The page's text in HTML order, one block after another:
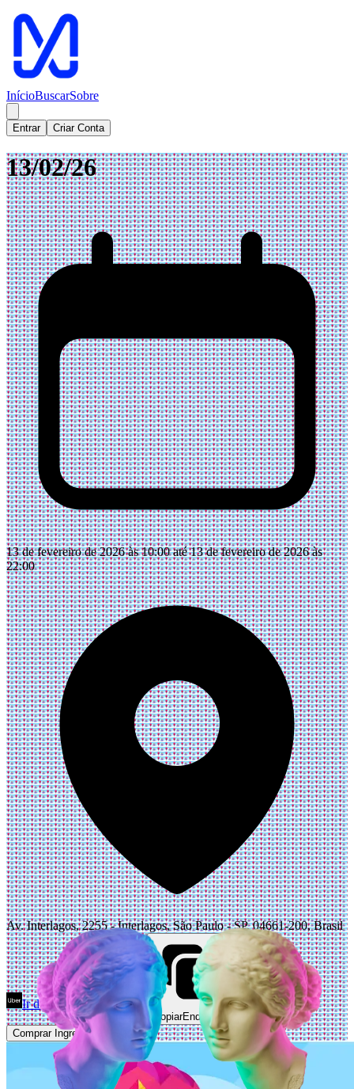
InícioBuscarSobre
Entrar Criar Conta
13/02/26
13 de fevereiro de 2026 às 10:00 até 13 de fevereiro de 2026 às
22:00
Av. Interlagos, 2255 - Interlagos, São Paulo - SP, 04661-200, Brasil
Ir de Uber Abrir Maps
CopiarEndereço
Comprar Ingressos